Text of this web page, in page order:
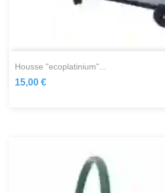
housse "ecoplatinium"...
15,00 €